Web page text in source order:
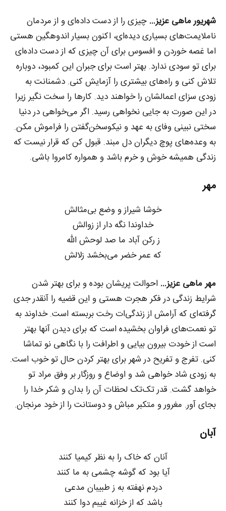
شهریور ماهی عزیز… چیزی را از دست داده‌ای و از مردمان
ناملایمت‌های بسیاری دیده‌ای، اکنون بسیار اندوهگین هستی
اما غصه خوردن و افسوس برای آن چیزی که از دست داده‌ای
برای تو سودی ندارد. بهتر است برای جبران این کمبود، دوباره
تلاش کنی و راه‌های بیشتری را آزمایش کنی. دشمنانت به
زودی سزای اعمالشان را خواهند دید. کارها را سخت نگیر زیرا
در این صورت به جایی نخواهی رسید. اگر می‌خواهی در دنیا
سختی نبینی وفای به عهد و نیکوسخن‌گفتن را فراموش مکن.
به وعده‌های پوچ دیگران دل مبند. قبول کن که قرار نیست که
زندگی همیشه خوش و خرم باشد و همواره کامروا باشی.
مهر
خوشا شیراز و وضع بی‌مثالش
خداوندا نگه دار از زوالش
ز رکن آباد ما صد لوحش الله
که عمر خضر می‌بخشد زلالش
مهر ماهی عزیز… احوالت پریشان بوده و برای بهتر شدن
شرایط زندگی در فکر هجرت هستی و این قضیه را آنقدر جدی
گرفته‌ای که آرامش از زندگی‌ات رخت بربسته است. خداوند به
تو نعمت‌های فراوان بخشیده است که برای دیدن آنها بهتر
است از خودت بیرون بیایی و اطرافت را با نگاهی نو تماشا
کنی. تفرج و تفریح در شهر برای بهتر کردن حال تو خوب است.
به زودی شاد خواهی شد و اوضاع و روزگار بر وفق مراد تو
خواهد گشت. قدر تک‌تک لحظات آن را بدان و شکر خدا را
بجای آور. مغرور و متکبر مباش و دوستانت را از خود مرنجان.
آبان
آنان که خاک را به نظر کیمیا کنند
آیا بود که گوشه چشمی به ما کنند
دردم نهفته به ز طبیبان مدعی
باشد که از خزانه غیبم دوا کنند